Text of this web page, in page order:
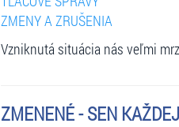
ZMENY A ZRUŠENIA
Vzniknutá situácia nás veľmi
ZMENENÉ - SEN